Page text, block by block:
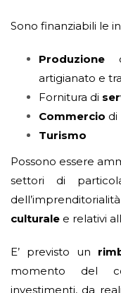
Sono finanziabili le
Produzione
artigianato e
Fornitura di
Commercio di
Turismo
Possono essere
settori di
culturale e relativi
E’ previsto un
momento del
investimenti, da